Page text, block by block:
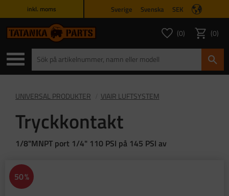
inkl. moms Sverige Svenska SEK
Favoriter
ANTAL
0 Kundvagn
0
UNIVERSAL PRODUKTER VIAIR LUFTSYSTEM
Tryckkontakt
1/8"MNPT port 1/4" 110 PSI på 145 PSI av
50%